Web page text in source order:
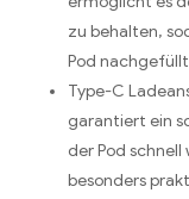
zu behalten,
Pod
Type-C
garantiert ein
der Pod
besonders